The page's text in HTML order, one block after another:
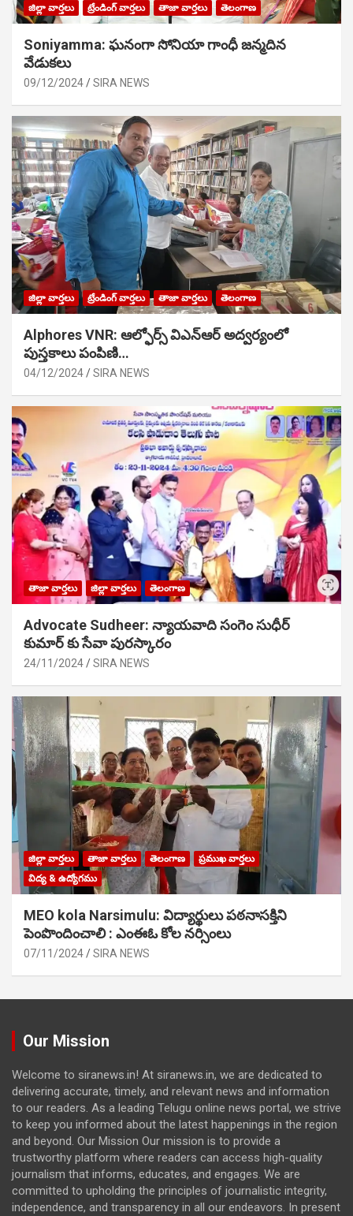
జిల్లా వార్తలు ట్రేండింగ్ వార్తలు తాజా వార్తలు తెలంగాణ
Soniyamma: ఘ‌నంగా సోనియా గాంధీ జ‌న్మ‌దిన
వేడుక‌లు
09/12/2024 SIRA NEWS
జిల్లా వార్తలు ట్రేండింగ్ వార్తలు తాజా వార్తలు తెలంగాణ
Alphores VNR: ఆల్ఫోర్స్ విఎన్ఆర్ అద్వర్యంలో
పుస్తకాలు పంపిణి…
04/12/2024 SIRA NEWS
తాజా వార్తలు జిల్లా వార్తలు తెలంగాణ
Advocate Sudheer: న్యాయవాది సంగెం సుధీర్
కుమార్ కు సేవా పురస్కారం
24/11/2024 SIRA NEWS
జిల్లా వార్తలు తాజా వార్తలు తెలంగాణ
ప్రముఖ వార్తలు
విద్య & ఉద్యోగము
MEO kola Narsimulu: విద్యార్థులు పఠ‌నాసక్తిని
పెంపొందించాలి : ఎంఈఓ కోల నర్సింలు
07/11/2024 SIRA NEWS
Our Mission
Welcome to siranews.in! At siranews.in, we are dedicated to
delivering accurate, timely, and relevant news and information
to our readers. As a leading Telugu online news portal, we strive
to keep you informed about the latest happenings in the region
and beyond. Our Mission Our mission is to provide a
trustworthy platform where readers can access high-quality
journalism that informs, educates, and engages. We are
committed to upholding the principles of journalistic integrity,
independence, and transparency in all our endeavors. In present